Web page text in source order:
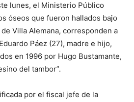
lunes, el Ministerio Público
óseos que fueron hallados bajo
Villa Alemana, corresponden a
Páez (27), madre e hijo,
en 1996 por Hugo Bustamante,
del tambor”.
por el fiscal jefe de la